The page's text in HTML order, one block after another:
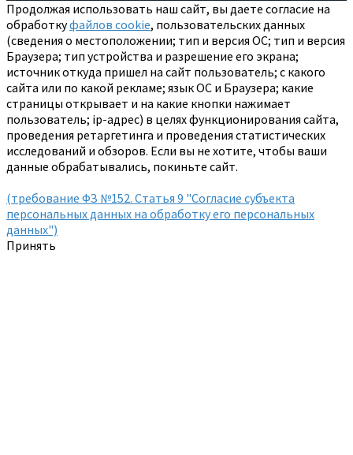
Продолжая использовать наш сайт, вы даете согласие на
обработкуфайлов cookie, пользовательских данных
(сведения о местоположении; тип и версия ОС; тип и версия
Браузера; тип устройства и разрешение его экрана;
источник откуда пришел на сайт пользователь; с какого
сайта или по какой рекламе; язык ОС и Браузера; какие
страницы открывает и на какие кнопки нажимает
пользователь; ip-адрес) в целях функционирования сайта,
проведения ретаргетинга и проведения статистических
исследований и обзоров. Если вы не хотите, чтобы ваши
данные обрабатывались, покиньте сайт.
(требование ФЗ №152. Статья 9 "Согласие субъекта
персональных данных на обработку его персональных
данных")
Принять